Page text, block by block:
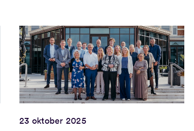
23 oktober 2025